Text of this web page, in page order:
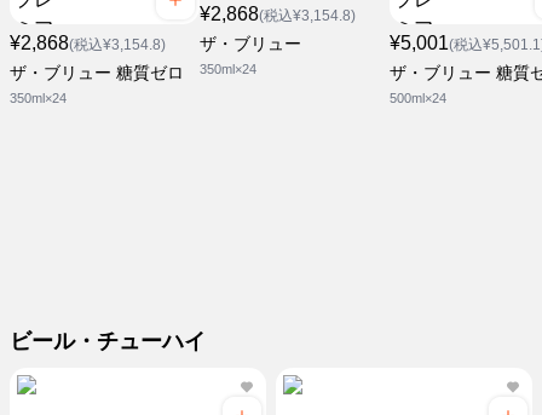
¥2,868(税込¥3,154.8)
ザ・ブリュー 糖質ゼロ
350ml×24
¥2,868(税込¥3,154.8)
ザ・ブリュー
350ml×24
¥5,001(税込
ザ・ブリュー 糖質
500ml×24
ビール・チューハイ